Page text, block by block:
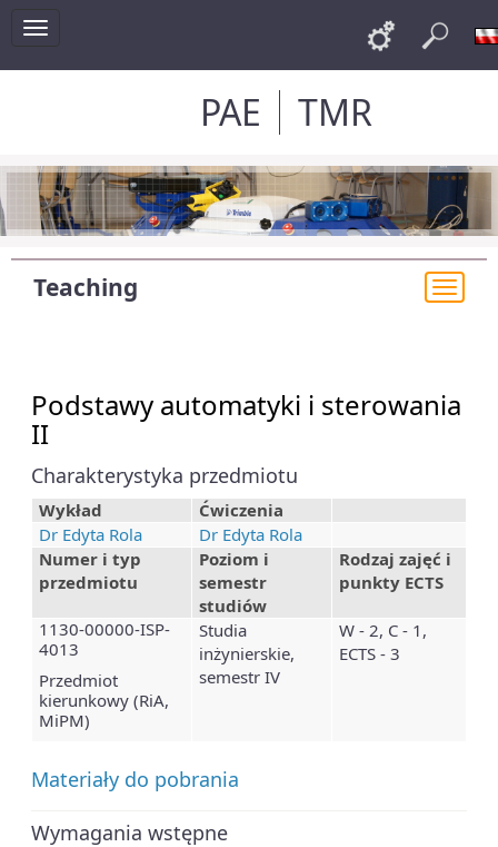
Toggle
navigation
Links
PAE TMR
Teaching
Podstawy automatyki i sterowania
II
Charakterystyka przedmiotu
Wykład
Ćwiczenia
Dr Edyta Rola
Dr Edyta Rola
Numer i typ
przedmiotu
Poziom i
semestr
studiów
Rodzaj zajęć i
punkty ECTS
1130-00000-ISP-
4013
Przedmiot
kierunkowy (RiA,
MiPM)
Studia
inżynierskie,
semestr IV
W - 2, C - 1,
ECTS - 3
Materiały do pobrania
Wymagania wstępne